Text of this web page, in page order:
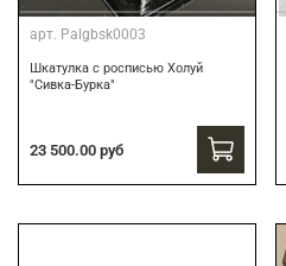
арт. Palgbsk0003
Шкатулка с росписью Холуй
"Сивка-Бурка"
23 500.00 руб